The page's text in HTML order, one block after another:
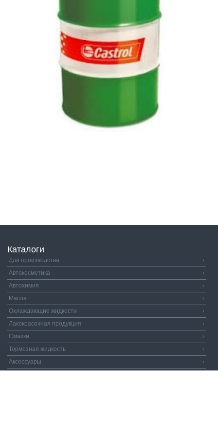
Каталоги
Для производства
›
Автокосметика
›
Автохимия
›
Масла
›
Охлаждающие жидкости
›
Лакокрасочная продукция
›
Смазки
›
Тормозная жидкость
›
Аксессуары
›